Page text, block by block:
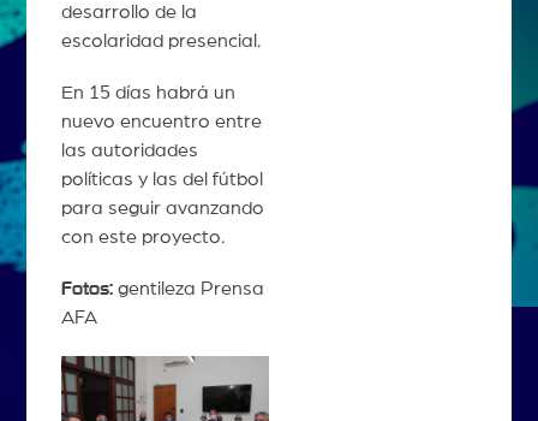
desarrollo de la
escolaridad presencial.
En 15 días habrá un
nuevo encuentro entre
las autoridades
políticas y las del fútbol
para seguir avanzando
con este proyecto.
Fotos:gentileza Prensa
AFA